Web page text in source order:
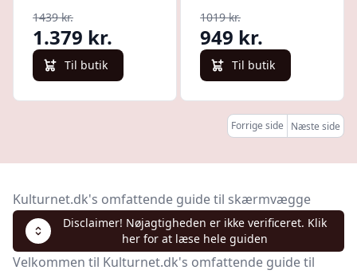
Dobbeltsiddet
1439 kr.
1.379 kr.
Til butik
Dobbeltsiddet
1019 kr.
949 kr.
Til butik
Forrige side Næste side
Kulturnet.dk's omfattende guide til skærmvægge
Disclaimer! Nøjagtigheden er ikke verificeret. Klik
her for at læse hele guiden
Velkommen til Kulturnet.dk's omfattende guide til